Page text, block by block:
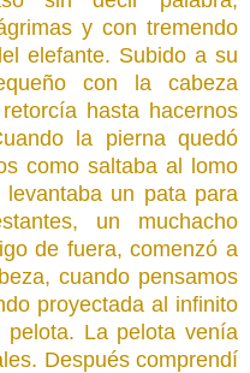
y con tremendo
elefante. Subido a su
con la cabeza
hasta hacernos
la pierna quedó
como saltaba al lomo
un pata para
un muchacho
de fuera, comenzó a
cuando pensamos
proyectada al infinito
La pelota venía
Después comprendí